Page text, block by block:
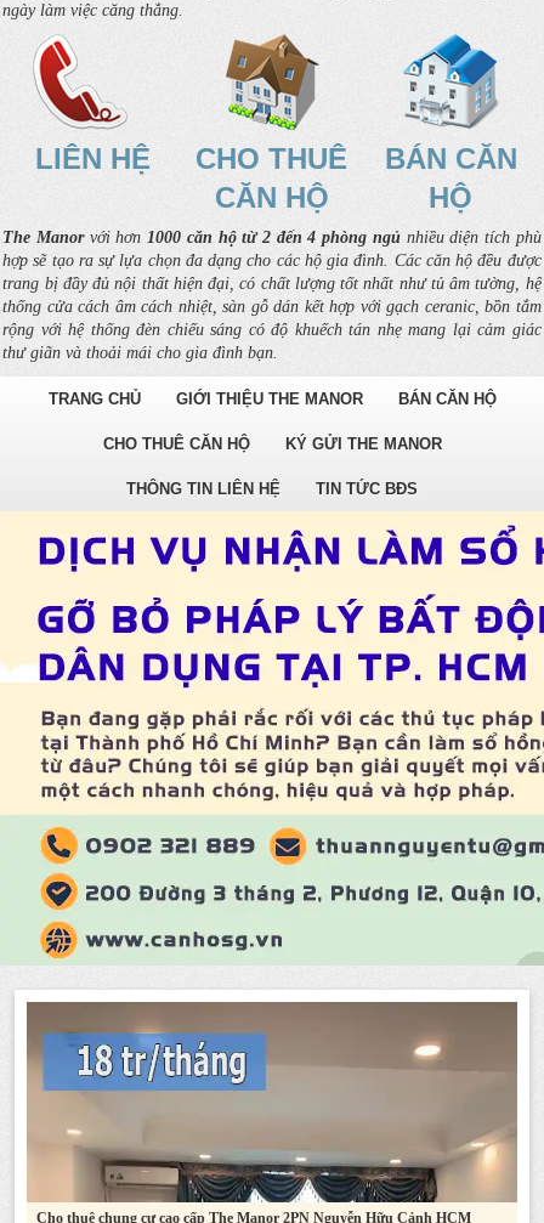
ngày làm việc căng thẳng.
LIÊN HỆ
CHO THUÊ
CĂN HỘ
BÁN CĂN
HỘ
The Manorvới hơn1000 căn hộ từ 2 đến 4 phòng ngủnhiều diện tích phù
hợp sẽ tạo ra sự lựa chọn đa dạng cho các hộ gia đình. Các căn hộ đều được
trang bị đầy đủ nội thất hiện đại, có chất lượng tốt nhất như tủ âm tường, hệ
thống cửa cách âm cách nhiệt, sàn gỗ dán kết hợp với gạch ceranic, bồn tắm
rộng với hệ thống đèn chiếu sáng có độ khuếch tán nhẹ mang lại cảm giác
thư giãn và thoải mái cho gia đình bạn.
TRANG CHỦ GIỚI THIỆU THE MANOR BÁN CĂN HỘ
CHO THUÊ CĂN HỘ KÝ GỬI THE MANOR
THÔNG TIN LIÊN HỆ TIN TỨC BĐS
Cho thuê chung cư cao cấp The Manor 2PN Nguyễn Hữu Cảnh HCM